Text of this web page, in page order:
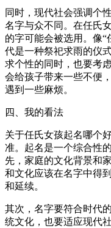
同时，现代社会强调个
名字与众不同。在任氏
的字可能会被选用。像“
代是一种祭祀求雨的仪
求个性的同时，也要考
会给孩子带来一些不便
遇到一些麻烦。
四、我的看法
关于任氏女孩起名哪个
准。起名是一个综合性
先，家庭的文化背景和
和文化应该在名字中得
和延续。
其次，名字要符合时代
统文化，也要适应现代